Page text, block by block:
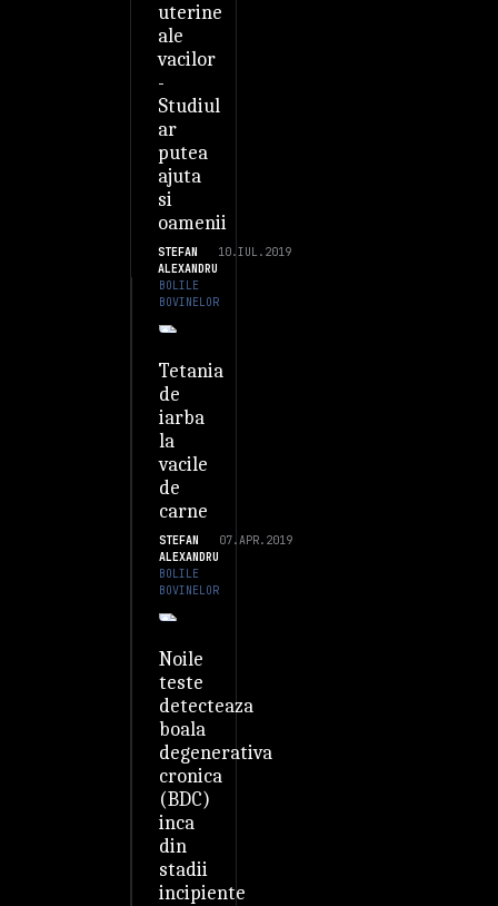
uterine
ale
vacilor
-
Studiul
ar
putea
ajuta
si
oamenii
STEFAN
ALEXANDRU
10.IUL.2019
BOLILE
BOVINELOR
Tetania
de
iarba
la
vacile
de
carne
STEFAN
ALEXANDRU
07.APR.2019
BOLILE
BOVINELOR
Noile
teste
detecteaza
boala
degenerativa
cronica
(BDC)
inca
din
stadii
incipiente